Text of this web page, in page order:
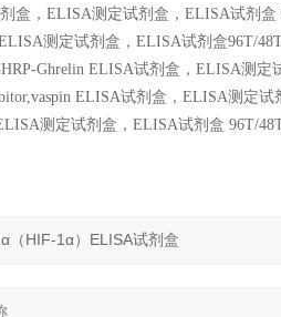
盒，ELISA测定试剂盒，ELISA试剂盒
测定试剂盒，ELISA试剂盒96T/
Ghrelin ELISA试剂盒，ELISA测
ELISA试剂盒，ELISA测定
测定试剂盒，ELISA试剂盒 96T/